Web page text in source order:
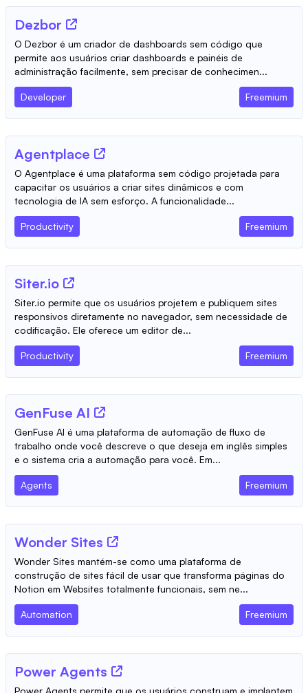
Dezbor
O Dezbor é um criador de dashboards sem código que
permite aos usuários criar dashboards e painéis de
administração facilmente, sem precisar de conhecimen...
Developer Freemium
Agentplace
O Agentplace é uma plataforma sem código projetada para
capacitar os usuários a criar sites dinâmicos e com
tecnologia de IA sem esforço. A funcionalidade...
Productivity Freemium
Siter.io
Siter.io permite que os usuários projetem e publiquem sites
responsivos diretamente no navegador, sem necessidade de
codificação. Ele oferece um editor de...
Productivity Freemium
GenFuse AI
GenFuse AI é uma plataforma de automação de fluxo de
trabalho onde você descreve o que deseja em inglês simples
e o sistema cria a automação para você. Em...
Agents Freemium
Wonder Sites
Wonder Sites mantém-se como uma plataforma de
construção de sites fácil de usar que transforma páginas do
Notion em Websites totalmente funcionais, sem ne...
Automation Freemium
Power Agents
Power Agents permite que os usuários construam e implantem